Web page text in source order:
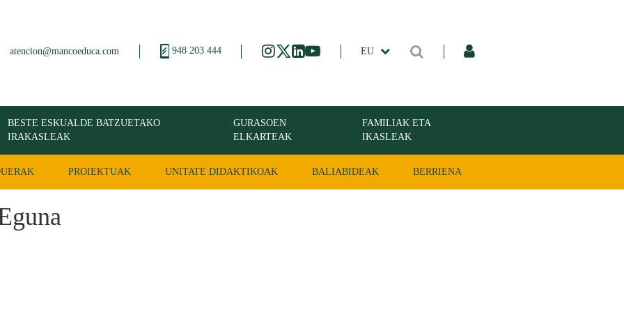
atencion@mancoeduca.com 948 203 444 EU
BESTE ESKUALDE BATZUETAKO
IRAKASLEAK
GURASOEN
ELKARTEAK
FAMILIAK ETA
IKASLEAK
PROIEKTUAK UNITATE DIDAKTIKOAK BALIABIDEAK BERRIENA